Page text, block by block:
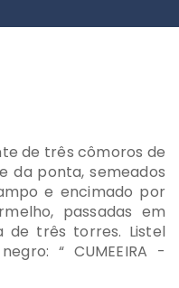
de três cômoros de
da ponta, semeados
e encimado por
passadas em
de três torres. Listel
“ CUMEEIRA -